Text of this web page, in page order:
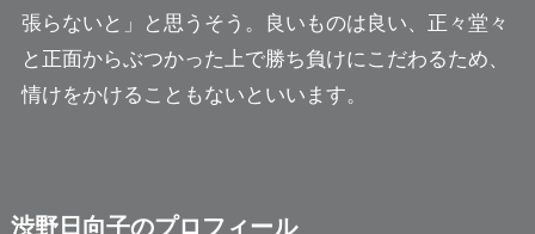
張らないと」と思うそう。良いものは良い、正々堂々
と正面からぶつかった上で勝ち負けにこだわるため、
情けをかけることもないといいます。
渋野日向子のプロフィール